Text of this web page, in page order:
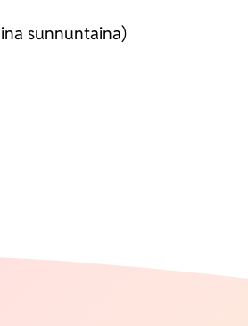
sun­nun­tai­na)